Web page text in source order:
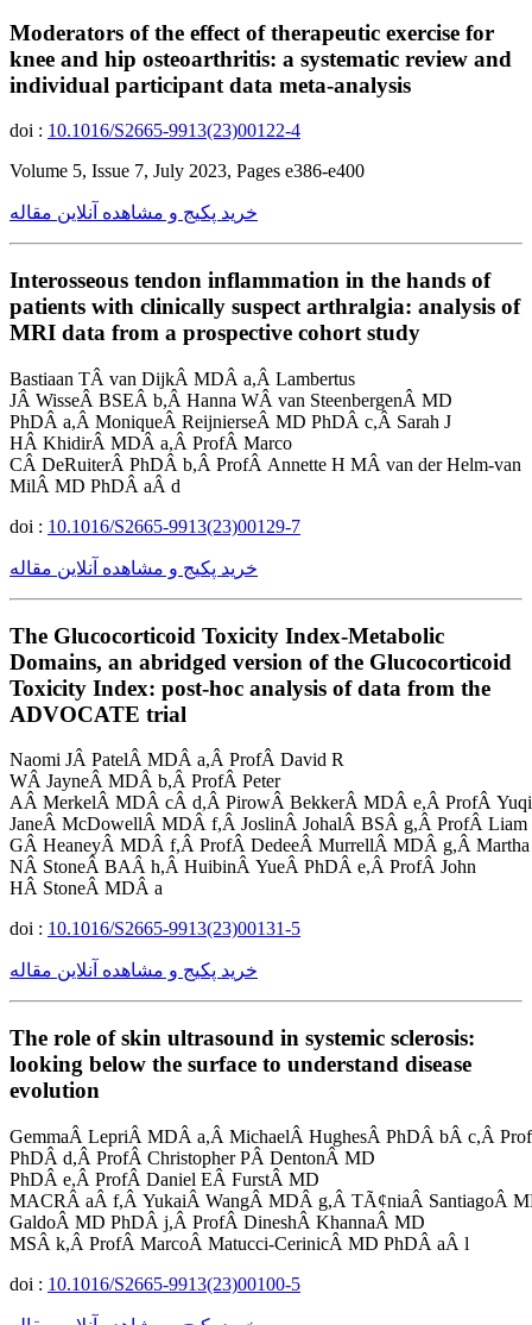
Moderators of the effect of therapeutic exercise for
knee and hip osteoarthritis: a systematic review and
individual participant data meta-analysis
doi : 10.1016/S2665-9913(23)00122-4
Volume 5, Issue 7, July 2023, Pages e386-e400
خرید پکیج و مشاهده آنلاین مقاله
Interosseous tendon inflammation in the hands of
patients with clinically suspect arthralgia: analysis of
MRI data from a prospective cohort study
Bastiaan TÂ van DijkÂ MDÂ a,Â Lambertus
JÂ WisseÂ BSEÂ b,Â Hanna WÂ van SteenbergenÂ MD
PhDÂ a,Â MoniqueÂ ReijnierseÂ MD PhDÂ c,Â Sarah J
HÂ KhidirÂ MDÂ a,Â ProfÂ Marco
CÂ DeRuiterÂ PhDÂ b,Â ProfÂ Annette H MÂ van der Helm-van
MilÂ MD PhDÂ aÂ d
doi : 10.1016/S2665-9913(23)00129-7
خرید پکیج و مشاهده آنلاین مقاله
The Glucocorticoid Toxicity Index-Metabolic
Domains, an abridged version of the Glucocorticoid
Toxicity Index: post-hoc analysis of data from the
ADVOCATE trial
Naomi JÂ PatelÂ MDÂ a,Â ProfÂ David R
WÂ JayneÂ MDÂ b,Â ProfÂ Peter
AÂ MerkelÂ MDÂ cÂ d,Â PirowÂ BekkerÂ MDÂ e,Â ProfÂ
JaneÂ McDowellÂ MDÂ f,Â JoslinÂ JohalÂ BSÂ g,Â ProfÂ Liam
GÂ HeaneyÂ MDÂ f,Â ProfÂ DedeeÂ MurrellÂ MDÂ g,Â Martha
NÂ StoneÂ BAÂ h,Â HuibinÂ YueÂ PhDÂ e,Â ProfÂ John
HÂ StoneÂ MDÂ a
doi : 10.1016/S2665-9913(23)00131-5
خرید پکیج و مشاهده آنلاین مقاله
The role of skin ultrasound in systemic sclerosis:
looking below the surface to understand disease
evolution
GemmaÂ LepriÂ MDÂ a,Â MichaelÂ HughesÂ PhDÂ bÂ c,Â
PhDÂ d,Â ProfÂ Christopher PÂ DentonÂ MD
PhDÂ e,Â ProfÂ Daniel EÂ FurstÂ MD
MACRÂ aÂ f,Â YukaiÂ WangÂ MDÂ g,Â TÃ¢niaÂ SantiagoÂ
GaldoÂ MD PhDÂ j,Â ProfÂ DineshÂ KhannaÂ MD
MSÂ k,Â ProfÂ MarcoÂ Matucci-CerinicÂ MD PhDÂ aÂ l
doi : 10.1016/S2665-9913(23)00100-5